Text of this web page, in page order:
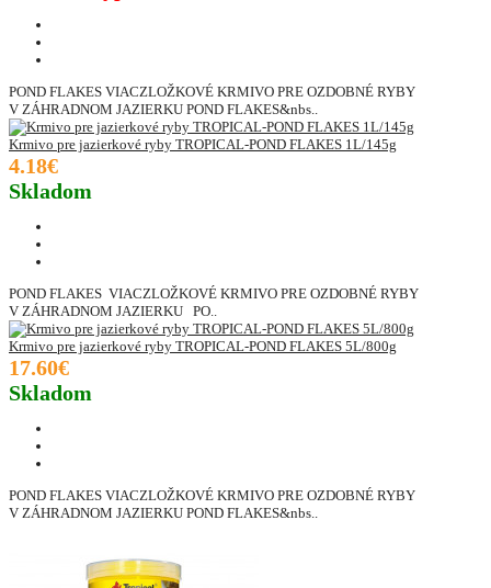
POND FLAKES VIACZLOŽKOVÉ KRMIVO PRE OZDOBNÉ RYBY
V ZÁHRADNOM JAZIERKU POND FLAKES&nbs..
Krmivo pre jazierkové ryby TROPICAL-POND FLAKES 1L/145g
4.18€
Skladom
POND FLAKES VIACZLOŽKOVÉ KRMIVO PRE OZDOBNÉ RYBY
V ZÁHRADNOM JAZIERKU PO..
Krmivo pre jazierkové ryby TROPICAL-POND FLAKES 5L/800g
17.60€
Skladom
POND FLAKES VIACZLOŽKOVÉ KRMIVO PRE OZDOBNÉ RYBY
V ZÁHRADNOM JAZIERKU POND FLAKES&nbs..